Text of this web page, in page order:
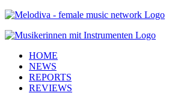
HOME
NEWS
REPORTS
REVIEWS